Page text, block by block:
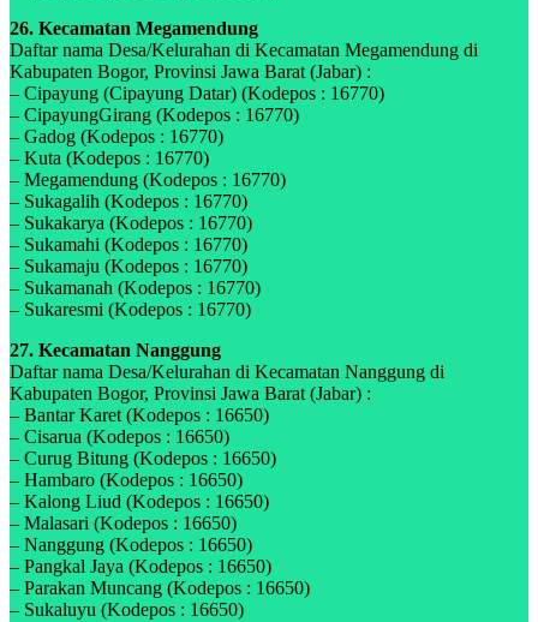
26. Kecamatan Megamendung
Daftar nama Desa/Kelurahan di Kecamatan Megamendung di
Kabupaten Bogor, Provinsi Jawa Barat (Jabar) :
– Cipayung (Cipayung Datar) (Kodepos : 16770)
– CipayungGirang (Kodepos : 16770)
– Gadog (Kodepos : 16770)
– Kuta (Kodepos : 16770)
– Megamendung (Kodepos : 16770)
– Sukagalih (Kodepos : 16770)
– Sukakarya (Kodepos : 16770)
– Sukamahi (Kodepos : 16770)
– Sukamaju (Kodepos : 16770)
– Sukamanah (Kodepos : 16770)
– Sukaresmi (Kodepos : 16770)
27. Kecamatan Nanggung
Daftar nama Desa/Kelurahan di Kecamatan Nanggung di
Kabupaten Bogor, Provinsi Jawa Barat (Jabar) :
– Bantar Karet (Kodepos : 16650)
– Cisarua (Kodepos : 16650)
– Curug Bitung (Kodepos : 16650)
– Hambaro (Kodepos : 16650)
– Kalong Liud (Kodepos : 16650)
– Malasari (Kodepos : 16650)
– Nanggung (Kodepos : 16650)
– Pangkal Jaya (Kodepos : 16650)
– Parakan Muncang (Kodepos : 16650)
– Sukaluyu (Kodepos : 16650)